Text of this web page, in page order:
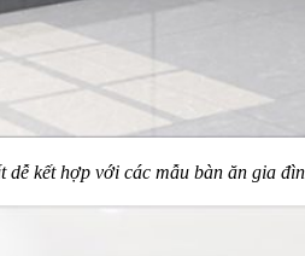
dễ kết hợp với các mẫu bàn ăn gia